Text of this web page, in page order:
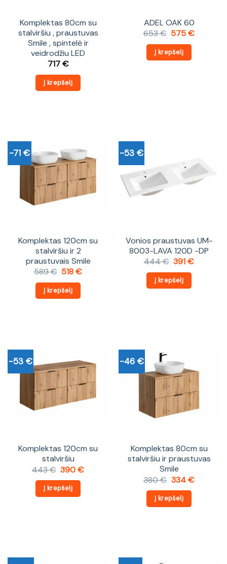
Komplektas 80cm su
stalviršiu , praustuvas
Smile , spintelė ir
veidrodžiu LED
717€
Į krepšelį
ADEL OAK 60
653€ Original
was:
653 €.
575€Current
Į krepšelį
-71 €
Komplektas 120cm su
stalviršiu ir 2
praustuvais Smile
589€ Original
was:
589 €.
518€Current
Į krepšelį
-53 €
Vonios praustuvas UM-
8003-LAVA 120D -DP
444€ Original
was:
444 €.
391€Current
Į krepšelį
-53 €
Komplektas 120cm su
stalviršiu
443€ Original
was:
443 €.
390€Current
Į krepšelį
-46 €
Komplektas 80cm su
stalviršiu ir praustuvas
Smile
380€ Original
was:
380 €.
334€Current
Į krepšelį